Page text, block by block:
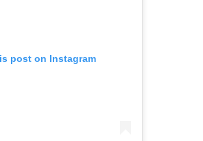
post on Instagram